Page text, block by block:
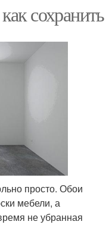
сохранить
просто. Обои
мебели, а
не убранная